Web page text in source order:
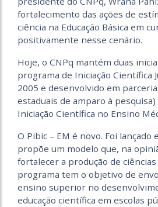
fortalecimento das ações de
ciência na Educação Básica em
positivamente nesse cenário.
Hoje, o CNPq mantém duas
programa de Iniciação Científica
2005 e desenvolvido em
estaduais de amparo à
Iniciação Científica no Ensino
O Pibic – EM é novo. Foi lançado
propõe um modelo que, na
fortalecer a produção de ciências
programa tem o objetivo de
ensino superior no
educação científica em escolas